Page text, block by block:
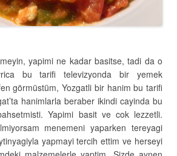
yapimi ne kadar basitse, tadi da o
bu tarifi televizyonda bir yemek
görmüstüm, Yozgatli bir hanim bu tarifi
hanimlarla beraber ikindi cayinda bu
Yapimi basit ve cok lezzetli.
menemeni yaparken tereyagi
yapmayi tercih ettim ve herseyi